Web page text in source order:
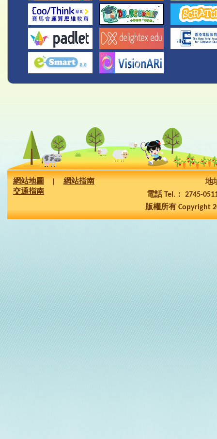
網站地圖
網站指南
交通指南
地
電話 Tel.： 2745-
版權所有 Copyright